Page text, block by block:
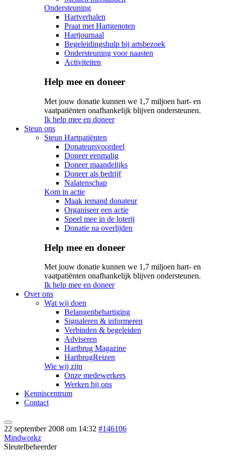
Ondersteuning
Hartverhalen
Praat met Hartgenoten
Hartjournaal
Begeleidingshulp bij artsbezoek
Ondersteuning voor naasten
Activiteiten
Help mee en doneer
Met jouw donatie kunnen we 1,7 miljoen hart- en
vaatpatiënten onafhankelijk blijven ondersteunen.
Ik help mee en doneer
Steun ons
Steun Hartpatiënten
Donateursvoordeel
Doneer eenmalig
Doneer maandelijks
Doneer als bedrijf
Nalatenschap
Kom in actie
Maak iemand donateur
Organiseer een actie
Speel mee in de loterij
Donatie na overlijden
Help mee en doneer
Met jouw donatie kunnen we 1,7 miljoen hart- en
vaatpatiënten onafhankelijk blijven ondersteunen.
Ik help mee en doneer
Over ons
Wat wij doen
Belangenbehartiging
Signaleren & informeren
Verbinden & begeleiden
Adviseren
Hartbrug Magazine
HartbrugReizen
Wie wij zijn
Onze medewerkers
Werken bij ons
Kenniscentrum
Contact
22 september 2008 om 14:32 #146106
Mindworkz
Sleutelbeheerder